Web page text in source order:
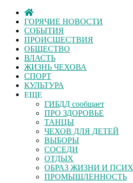
ГОРЯЧИЕ НОВОСТИ
СОБЫТИЯ
ПРОИСШЕСТВИЯ
ОБЩЕСТВО
ВЛАСТЬ
ЖИЗНЬ ЧЕХОВА
СПОРТ
КУЛЬТУРА
ЕЩЕ
ГИБДД сообщает
ПРО ЗДОРОВЬЕ
ТАНЦЫ
ЧЕХОВ ДЛЯ ДЕТЕЙ
ВЫБОРЫ
СОСЕДИ
ОТДЫХ
ОБРАЗ ЖИЗНИ И
ПРОМЫШЛЕННОСТЬ